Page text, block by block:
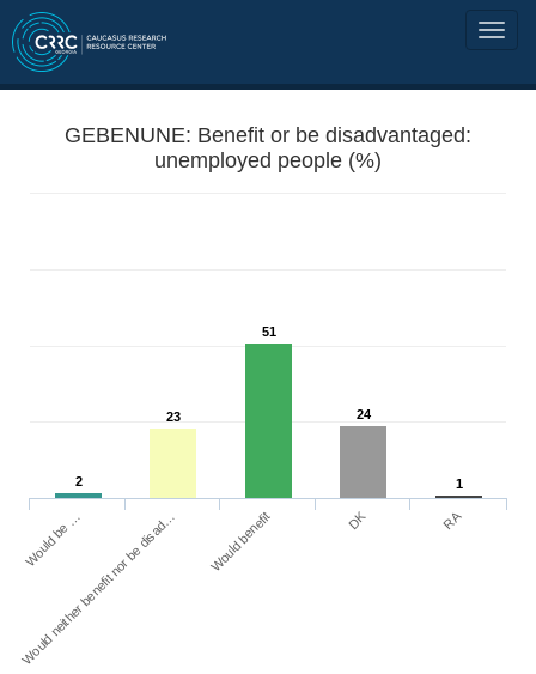
GEBENUNE: Benefit or be disadvantaged:
unemployed people (%)
2
23
51
24
1
Would be …
Would neither benefit nor be disad… Would benefit DK RA